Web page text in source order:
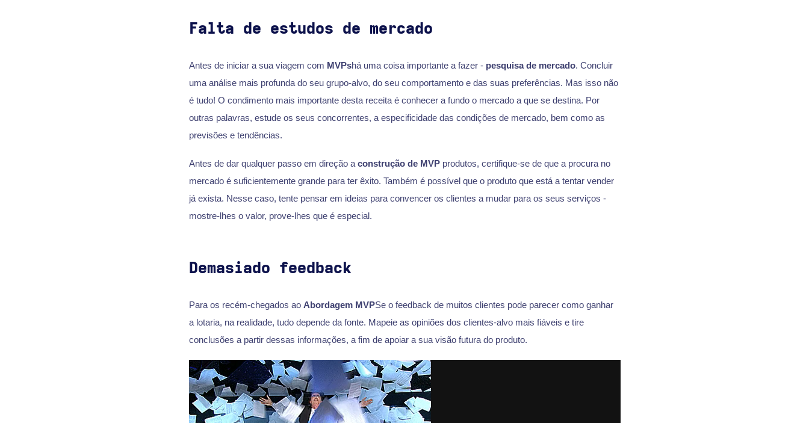
Falta de estudos de mercado
Antes de iniciar a sua viagem com MVPshá uma coisa importante a fazer - pesquisa de mercado. Concluir
uma análise mais profunda do seu grupo-alvo, do seu comportamento e das suas preferências. Mas isso não
é tudo! O condimento mais importante desta receita é conhecer a fundo o mercado a que se destina. Por
outras palavras, estude os seus concorrentes, a especificidade das condições de mercado, bem como as
previsões e tendências.
Antes de dar qualquer passo em direção a construção de MVPprodutos, certifique-se de que a procura no
mercado é suficientemente grande para ter êxito. Também é possível que o produto que está a tentar vender
já exista. Nesse caso, tente pensar em ideias para convencer os clientes a mudar para os seus serviços -
mostre-lhes o valor, prove-lhes que é especial.
Demasiado feedback
Para os recém-chegados ao Abordagem MVPSe o feedback de muitos clientes pode parecer como ganhar
a lotaria, na realidade, tudo depende da fonte. Mapeie as opiniões dos clientes-alvo mais fiáveis e tire
conclusões a partir dessas informações, a fim de apoiar a sua visão futura do produto.